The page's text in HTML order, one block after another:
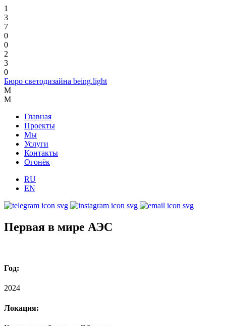
1
3
7
0
0
2
3
0
Бюро светодизайна being.light
M
M
Главная
Проекты
Мы
Услуги
Контакты
Огонёк
RU
EN
Первая в мире АЭС
Год:
2024
Локация: